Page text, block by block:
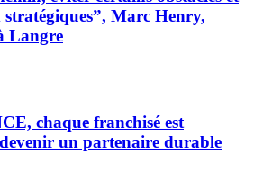
Marc Henry,
Langre
chaque franchisé est
un partenaire durable